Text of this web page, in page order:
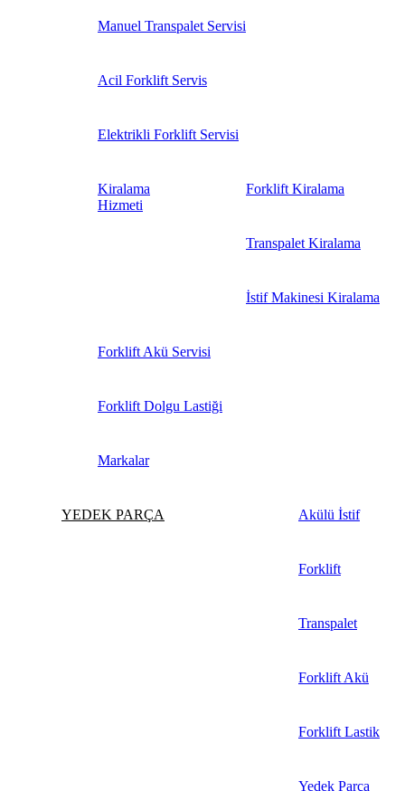
Manuel Transpalet Servisi
Acil Forklift Servis
Elektrikli Forklift Servisi
Kiralama
Hizmeti
Forklift Kiralama
Transpalet Kiralama
İstif Makinesi Kiralama
Forklift Akü Servisi
Forklift Dolgu Lastiği
Markalar
YEDEK PARÇA Akülü İstif
Forklift
Transpalet
Forklift Akü
Forklift Lastik
Yedek Parça